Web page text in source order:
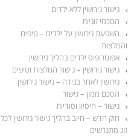
גישור גירושין ללא ילדים
הסכמי זוגיות
השפעת גירושין על ילדים – טיפים
והמלצות
אפוטרופוס ילדים בהליך גירושין
גישור גירושין – גישור המלצות וטיפים
גירושין לאחר בגידה – גישור גירושין
הסכם ממון – גישור
גישור – חיסיון וסודיות
חוק חדש – חיוב בהליך גישור גירושין לכל
זוג מתגרשים